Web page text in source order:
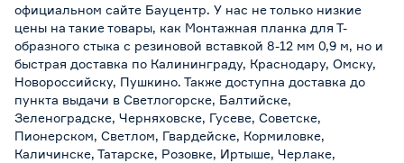
официальном сайте Бауцентр. У нас не только низкие
цены на такие товары, как Монтажная планка для Т-
образного стыка с резиновой вставкой 8-12 мм 0,9 м, но и
быстрая доставка по Калининграду, Краснодару, Омску,
Новороссийску, Пушкино. Также доступна доставка до
пункта выдачи в Светлогорске, Балтийске,
Зеленоградске, Черняховске, Гусеве, Советске,
Пионерском, Светлом, Гвардейске, Кормиловке,
Каличинске, Татарске, Розовке, Иртыше, Черлаке,